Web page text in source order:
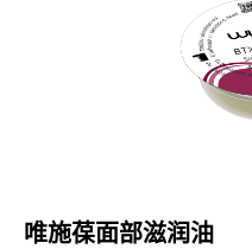
唯施葆面部滋润油